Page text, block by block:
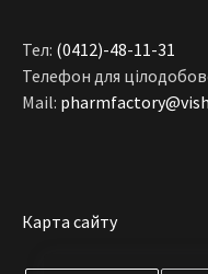
Тел: (0412)-48-11-31
Телефон для
Mail:
Карта сайту